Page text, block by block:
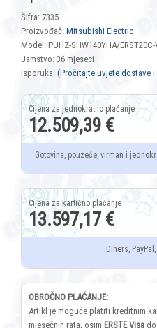
Šifra: 7335
Proizvođač: Mitsubishi Electric
Model: PUHZ-SHW140YHA/ERST20C-
Jamstvo: 36 mjeseci
Isporuka: (Pročitajte uvjete dostave
12.509,39 €
Gotovina, pouzeće, virman i
13.597,17 €
Diners,
OBROČNO PLAĆANJE:
Artikl je moguće platiti kreditnim
mjesečnih rata, osim ERSTE Visa do